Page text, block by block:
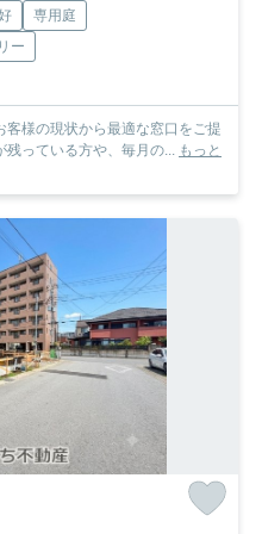
専用庭
ー
様の現状から最適な窓口をご提
残っている方や、毎月の... もっと